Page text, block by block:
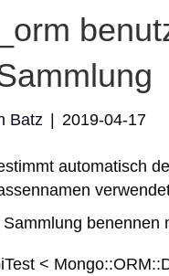
Batz 2019-04-17
automatisch
benennen
<